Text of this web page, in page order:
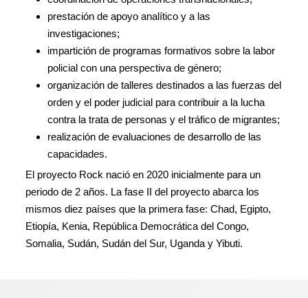
prestación de apoyo analítico y a las
investigaciones;
impartición de programas formativos sobre la labor
policial con una perspectiva de género;
organización de talleres destinados a las fuerzas del
orden y el poder judicial para contribuir a la lucha
contra la trata de personas y el tráfico de migrantes;
realización de evaluaciones de desarrollo de las
capacidades.
El proyecto Rock nació en 2020 inicialmente para un
periodo de 2 años. La fase II del proyecto abarca los
mismos diez países que la primera fase: Chad, Egipto,
Etiopía, Kenia, República Democrática del Congo,
Somalia, Sudán, Sudán del Sur, Uganda y Yibuti.